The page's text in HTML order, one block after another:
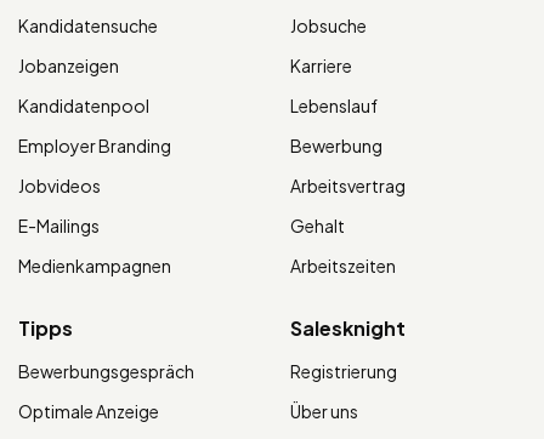
Kandidatensuche
Jobanzeigen
Kandidatenpool
Employer Branding
Jobvideos
E-Mailings
Medienkampagnen
Jobsuche
Karriere
Lebenslauf
Bewerbung
Arbeitsvertrag
Gehalt
Arbeitszeiten
Tipps
Bewerbungsgespräch
Optimale Anzeige
Salesknight
Registrierung
Über uns